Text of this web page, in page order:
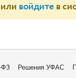
войдите в
ФЗ Решения УФАС